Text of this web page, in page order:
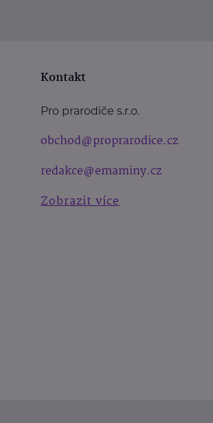
Kontakt
Pro prarodiče s.r.o.
obchod@proprarodice.cz
redakce@emaminy.cz
Zobrazit více